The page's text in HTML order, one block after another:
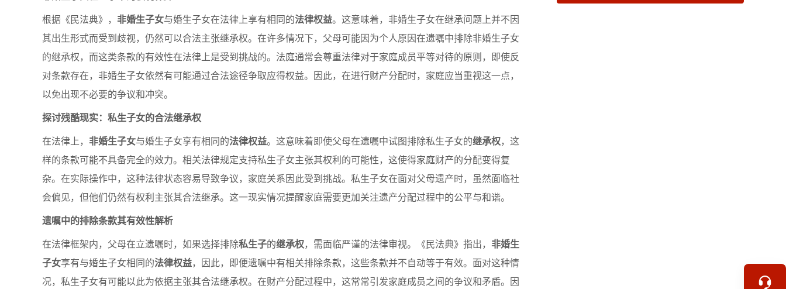
根据《民法典》， 非婚生子女与婚生子女在法律上享有相同的法律权益。这意味着，非婚生子女在继承问题上并不因
其出生形式而受到歧视，仍然可以合法主张继承权。在许多情况下，父母可能因为个人原因在遗嘱中排除非婚生子女
的继承权，而这类条款的有效性在法律上是受到挑战的。法庭通常会尊重法律对于家庭成员平等对待的原则，即使反
对条款存在，非婚生子女依然有可能通过合法途径争取应得权益。因此，在进行财产分配时，家庭应当重视这一点，
以免出现不必要的争议和冲突。
探讨残酷现实：私生子女的合法继承权
在法律上， 非婚生子女与婚生子女享有相同的法律权益。这意味着即使父母在遗嘱中试图排除私生子女的继承权，这
样的条款可能不具备完全的效力。相关法律规定支持私生子女主张其权利的可能性，这使得家庭财产的分配变得复
杂。在实际操作中，这种法律状态容易导致争议，家庭关系因此受到挑战。私生子女在面对父母遗产时，虽然面临社
会偏见，但他们仍然有权利主张其合法继承。这一现实情况提醒家庭需要更加关注遗产分配过程中的公平与和谐。
遗嘱中的排除条款其有效性解析
在法律框架内，父母在立遗嘱时，如果选择排除私生子的继承权，需面临严谨的法律审视。《民法典》指出， 非婚生
子女享有与婚生子女相同的法律权益，因此，即便遗嘱中有相关排除条款，这些条款并不自动等于有效。面对这种情
况，私生子女有可能以此为依据主张其合法继承权。在财产分配过程中，这常常引发家庭成员之间的争议和矛盾。因